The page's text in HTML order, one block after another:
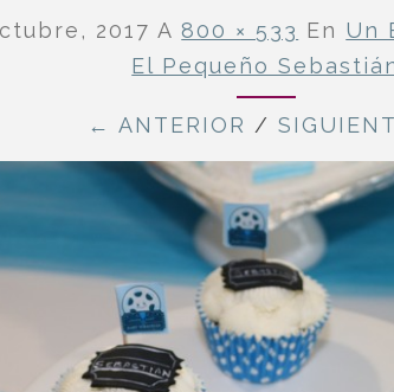
2017 A 800 × 533 En Un
El Pequeño
← ANTERIOR /